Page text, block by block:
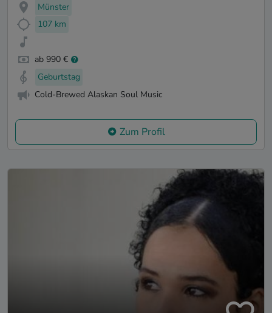
Münster
107 km
ab 990 €
Geburtstag
Cold-Brewed Alaskan Soul Music
Zum Profil